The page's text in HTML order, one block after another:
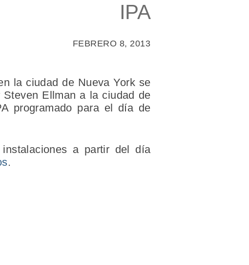
IPA
FEBRERO 8, 2013
la ciudad de Nueva York se
Ellman a la ciudad de
programado para el día de
a partir del día
.